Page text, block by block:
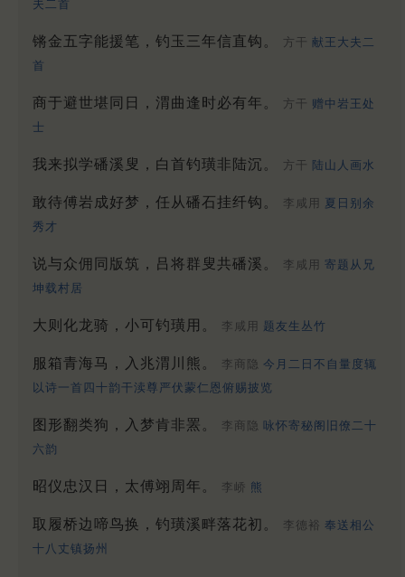
夫二首
锵金五字能援笔，钓玉三年信直钩。 方干 献王大夫二
首
商于避世堪同日，渭曲逢时必有年。 方干 赠中岩王处
士
我来拟学磻溪叟，白首钓璜非陆沉。 方干 陆山人画水
敢待傅岩成好梦，任从磻石挂纤钩。 李咸用 夏日别余
秀才
说与众佣同版筑，吕将群叟共磻溪。 李咸用 寄题从兄
坤载村居
大则化龙骑，小可钓璜用。 李咸用 题友生丛竹
服箱青海马，入兆渭川熊。 李商隐 今月二日不自量度辄
以诗一首四十韵干渎尊严伏蒙仁恩俯赐披览
图形翻类狗，入梦肯非罴。 李商隐 咏怀寄秘阁旧僚二十
六韵
昭仪忠汉日，太傅翊周年。 李峤 熊
取履桥边啼鸟换，钓璜溪畔落花初。 李德裕 奉送相公
十八丈镇扬州